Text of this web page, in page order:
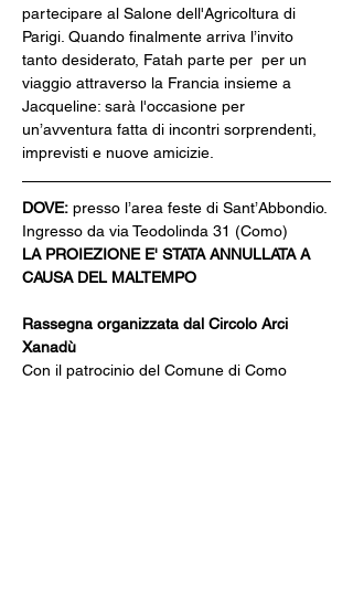
partecipare al Salone dell'Agricoltura di
Parigi. Quando finalmente arriva l’invito
tanto desiderato, Fatah parte per  per un
viaggio attraverso la Francia insieme a
Jacqueline: sarà l'occasione per
un’avventura fatta di incontri sorprendenti,
imprevisti e nuove amicizie.
DOVE: presso l’area feste di Sant’Abbondio.
Ingresso da via Teodolinda 31 (Como)
LA PROIEZIONE E' STATA ANNULLATA A
CAUSA DEL MALTEMPO
Rassegna organizzata dal Circolo Arci
Xanadù
Con il patrocinio del Comune di Como